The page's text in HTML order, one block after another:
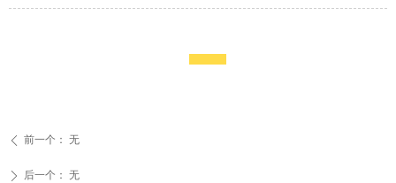
ꄴ 前一个： 无
ꄲ 后一个： 无